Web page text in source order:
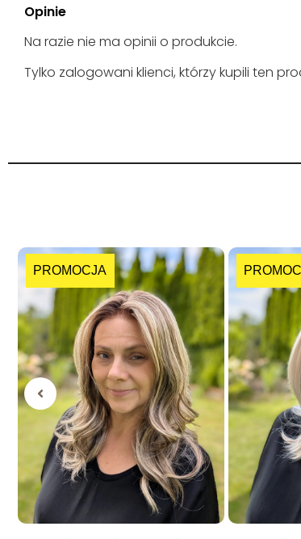
Opinie
Na razie nie ma opinii o produkcie.
Tylko zalogowani klienci, którzy kupili ten
PROMOCJA